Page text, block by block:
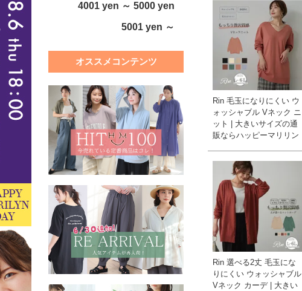
4001 yen ～ 5000 yen
5001 yen ～
オススメコンテンツ
Rin 毛玉になりにくい ウ
ォッシャブル Vネック ニ
ット | 大きいサイズの通
販ならハッピーマリリン
Rin 選べる2丈 毛玉にな
りにくい ウォッシャブル
Vネック カーデ | 大きい